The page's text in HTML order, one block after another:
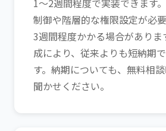
1〜2週間程度で実装できます
制御や階層的な権限設定が必
3週間程度かかる場合がありま
成により、従来よりも短納期
す。納期についても、無料相
聞かせください。